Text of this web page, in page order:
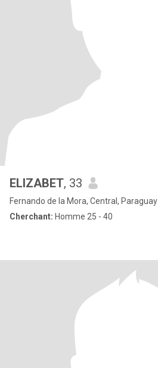
ELIZABET, 33
Fernando de la Mora, Central, Paraguay
Cherchant: Homme 25 - 40